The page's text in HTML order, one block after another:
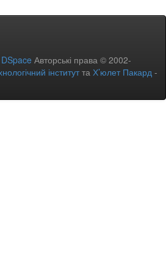
Авторські права © 2002-
інститутта Х’юлет Пакард -